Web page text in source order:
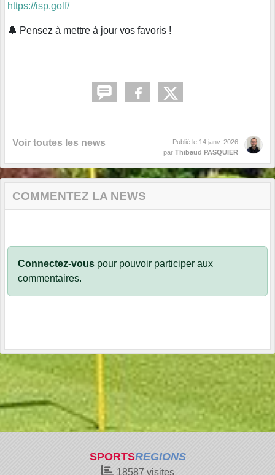
https://isp.golf/
🔔 Pensez à mettre à jour vos favoris !
Voir toutes les news Publié le 14 janv. 2026
par Thibaud PASQUIER
COMMENTEZ LA NEWS
Connectez-vous pour pouvoir participer aux
commentaires.
SPORTSREGIONS
18587 visites